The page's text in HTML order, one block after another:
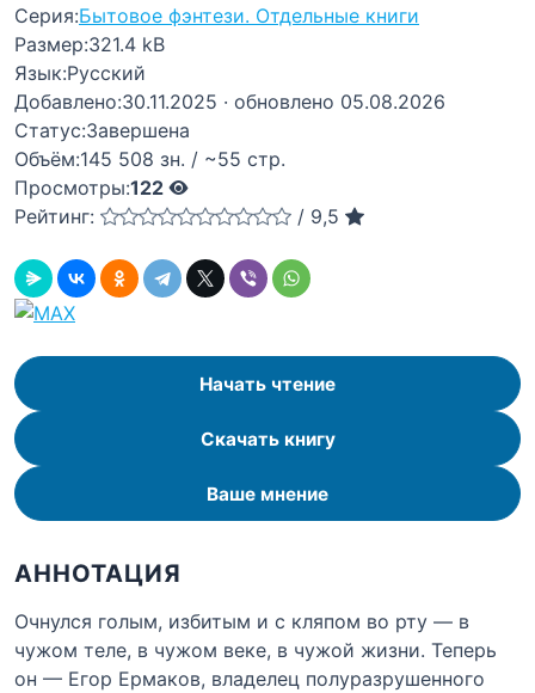
Серия:Бытовое фэнтези. Отдельные книги
Размер:321.4 kB
Язык:Русский
Добавлено:30.11.2025 · обновлено 05.08.2026
Статус:Завершена
Объём:145 508 зн. / ~55 стр.
Просмотры:122
Рейтинг:
/ 9,5
Начать чтение
Скачать книгу
Ваше мнение
АННОТАЦИЯ
Очнулся голым, избитым и с кляпом во рту — в
чужом теле, в чужом веке, в чужой жизни. Теперь
он — Егор Ермаков, владелец полуразрушенного